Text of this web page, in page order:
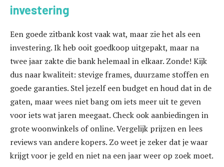
investering
Een goede zitbank kost vaak wat, maar zie het als een
investering. Ik heb ooit goedkoop uitgepakt, maar na
twee jaar zakte die bank helemaal in elkaar. Zonde! Kijk
dus naar kwaliteit: stevige frames, duurzame stoffen en
goede garanties. Stel jezelf een budget en houd dat in de
gaten, maar wees niet bang om iets meer uit te geven
voor iets wat jaren meegaat. Check ook aanbiedingen in
grote woonwinkels of online. Vergelijk prijzen en lees
reviews van andere kopers. Zo weet je zeker dat je waar
krijgt voor je geld en niet na een jaar weer op zoek moet.